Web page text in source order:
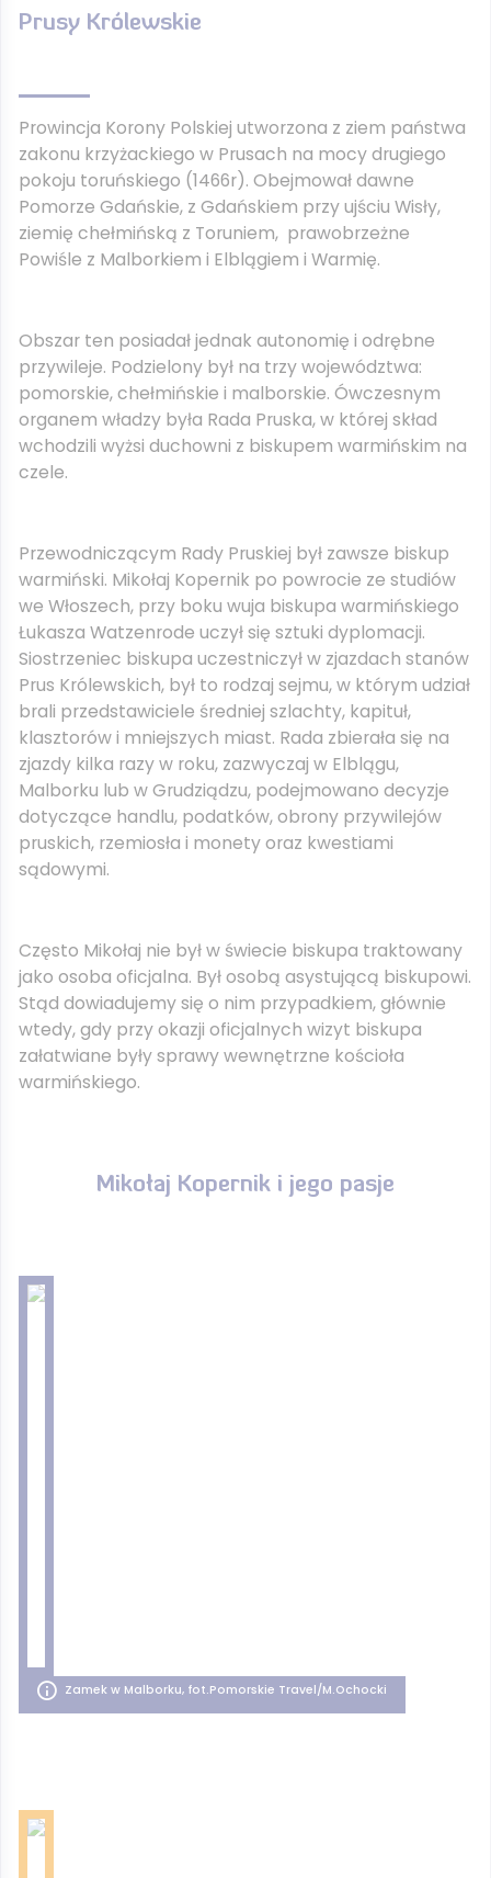
Prusy Królewskie
Prowincja Korony Polskiej utworzona z ziem państwa
zakonu krzyżackiego w Prusach na mocy drugiego
pokoju toruńskiego (1466r). Obejmował dawne
Pomorze Gdańskie, z Gdańskiem przy ujściu Wisły,
ziemię chełmińską z Toruniem, prawobrzeżne
Powiśle z Malborkiem i Elblągiem i Warmię.
Obszar ten posiadał jednak autonomię i odrębne
przywileje. Podzielony był na trzy województwa:
pomorskie, chełmińskie i malborskie. Ówczesnym
organem władzy była Rada Pruska, w której skład
wchodzili wyżsi duchowni z biskupem warmińskim na
czele.
Przewodniczącym Rady Pruskiej był zawsze biskup
warmiński. Mikołaj Kopernik po powrocie ze studiów
we Włoszech, przy boku wuja biskupa warmińskiego
Łukasza Watzenrode uczył się sztuki dyplomacji.
Siostrzeniec biskupa uczestniczył w zjazdach stanów
Prus Królewskich, był to rodzaj sejmu, w którym udział
brali przedstawiciele średniej szlachty, kapituł,
klasztorów i mniejszych miast. Rada zbierała się na
zjazdy kilka razy w roku, zazwyczaj w Elblągu,
Malborku lub w Grudziądzu, podejmowano decyzje
dotyczące handlu, podatków, obrony przywilejów
pruskich, rzemiosła i monety oraz kwestiami
sądowymi.
Często Mikołaj nie był w świecie biskupa traktowany
jako osoba oficjalna. Był osobą asystującą biskupowi.
Stąd dowiadujemy się o nim przypadkiem, głównie
wtedy, gdy przy okazji oficjalnych wizyt biskupa
załatwiane były sprawy wewnętrzne kościoła
warmińskiego.
Mikołaj Kopernik i jego pasje
Zamek w Malborku, fot.Pomorskie Travel/M.Ochocki